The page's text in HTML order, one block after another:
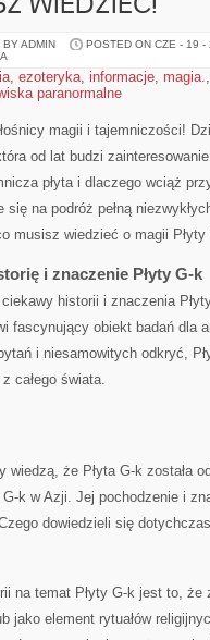
WIEDZIEĆ!
ADMIN POSTED ON CZE - 19 -
, ezoteryka, informacje, magia.,
paranormalne
magii i tajemniczości!
od lat budzi
płyta​ i dlaczego ⁢wciąż
się ⁤na podróż pełną
musisz wiedzieć‌ o magii Płyty
i​ znaczenie Płyty G-k
historii i znaczenia
fascynujący ⁣obiekt badań dla
i⁢ niesamowitych odkryć,
całego ⁢świata.
wiedzą, że Płyta G-k została
k w ⁢Azji. Jej pochodzenie ⁤i
​dowiedzieli się
na temat Płyty G-k jest to, ‌że
⁤jako element rytuałów